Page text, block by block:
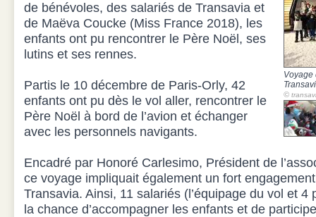
Voyage
©
de bénévoles, des salariés de Transavia et
de Maëva Coucke (Miss France 2018), les
enfants ont pu rencontrer le Père Noël, ses
lutins et ses rennes.
Partis le 10 décembre de Paris-Orly, 42
enfants ont pu dès le vol aller, rencontrer le
Père Noël à bord de l’avion et échanger
avec les personnels navigants.
Encadré par Honoré Carlesimo, Président de
ce voyage impliquait également un fort
Transavia. Ainsi, 11 salariés (l’équipage du vol et 4
la chance d’accompagner les enfants et de